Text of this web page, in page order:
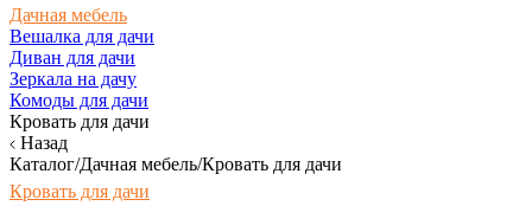
Дачная мебель
Вешалка для дачи
Диван для дачи
Зеркала на дачу
Комоды для дачи
Кровать для дачи
Назад
Каталог/Дачная мебель/Кровать для дачи
Кровать для дачи